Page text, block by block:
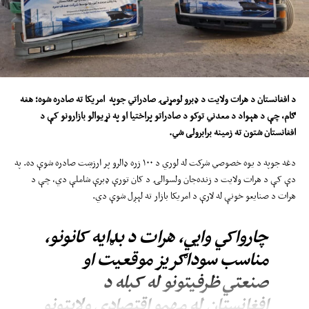
د افغانستان دهرات ولایت دډبرو لومړنۍ صادراتي جوپه امریکا تهصادرهشوه؛ هغه
ګام،چې د هېواد د معدني توکو د صادراتو پراختیا او په نړیوالو بازارونو کې د
افغانستانشتون تهزمینه برابرولی شي.
دغه جوپه د یوه خصوصي شرکت له لوري د ۱۰۰ زره ډالرو پر ارزښت صادره شوې ده. په
دې کې د هرات ولایت د زنده‌جان ولسوالۍ د کان تورې ډبرې شاملې دي، چې د
هرات د صنایعو خونې له لارې د امریکا بازار ته لېږل شوې دي.
چارواکي وايي، هرات د بډایه کانونو،
مناسب سوداګریز موقعیت او
صنعتي ظرفیتونو له کبله د